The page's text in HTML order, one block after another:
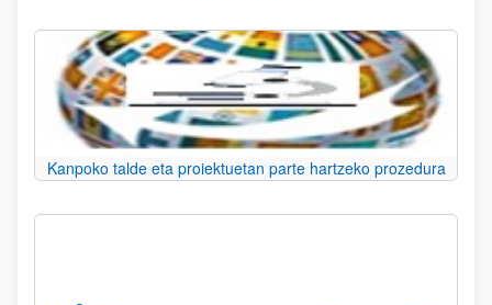
Kanpoko talde eta proiektuetan parte hartzeko prozedura